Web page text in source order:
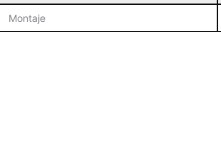
Montaje